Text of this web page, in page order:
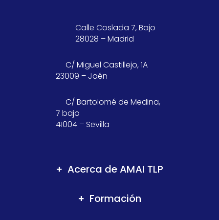
Calle Coslada 7, Bajo
28028 – Madrid
C/ Miguel Castillejo, 1A
23009 – Jaén
C/ Bartolomé de Medina,
7 bajo
41004 – Sevilla
Acerca de AMAI TLP
Formación